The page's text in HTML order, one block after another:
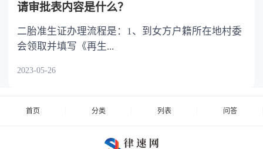
请审批表内容是什么？
二胎准生证办理流程是：1、到女方户籍所在地村委
会领取并填写《再生...
2023-05-26
首页 分类 列表 问答